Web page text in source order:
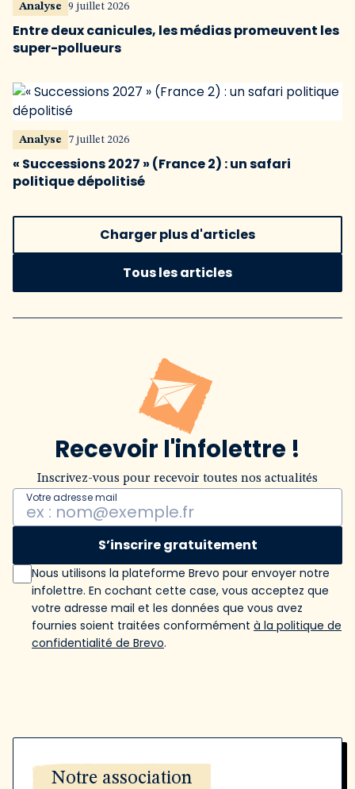
Analyse 9 juillet 2026
Entre deux canicules, les médias promeuvent les
super-pollueurs
Analyse 7 juillet 2026
« Successions 2027 » (France 2) : un safari
politique dépolitisé
Charger plus d'articles
Tous les articles
Recevoir l'infolettre !
Inscrivez-vous pour recevoir toutes nos actualités
Votre adresse mail
S’inscrire gratuitement
Nous utilisons la plateforme Brevo pour envoyer notre
infolettre. En cochant cette case, vous acceptez que
votre adresse mail et les données que vous avez
fournies soient traitées conformément à la politique de
confidentialité de Brevo.
Notre association